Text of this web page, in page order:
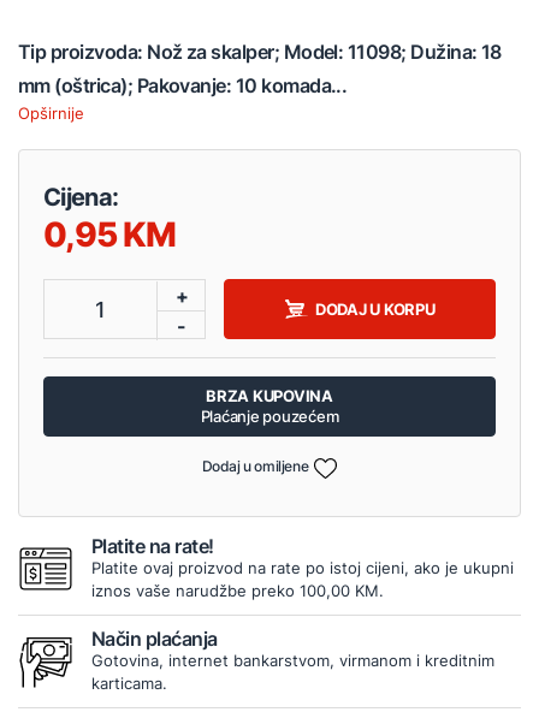
Tip proizvoda: Nož za skalper; Model: 11098; Dužina: 18
mm (oštrica); Pakovanje: 10 komada...
Opširnije
Cijena:
0,95
1
+
-
DODAJ U KORPU
BRZA KUPOVINA
Plaćanje pouzećem
Dodaj u omiljene
Platite na rate!
Platite ovaj proizvod na rate po istoj cijeni, ako je ukupni
iznos vaše narudžbe preko 100,00 KM.
Način plaćanja
Gotovina, internet bankarstvom, virmanom i kreditnim
karticama.